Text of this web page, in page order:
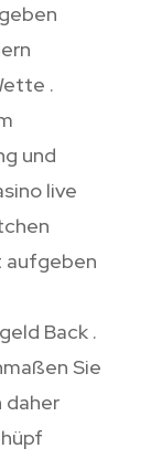
.
und
live
aufgeben
Back .
Sie
daher